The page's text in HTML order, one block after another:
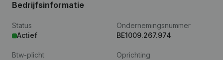
Bedrijfsinformatie
Status
Actief
Ondernemingsnummer
BE1009.267.974
Btw-plicht
Oprichting